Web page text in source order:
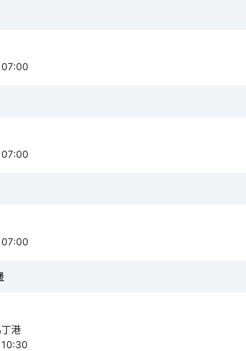
07:00
07:00
07:00
港
10:30